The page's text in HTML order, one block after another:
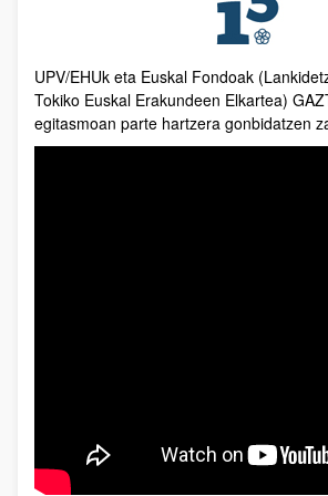
UPV/EHUk eta Euskal Fondoak
Tokiko Euskal Erakundeen Elkartea)
egitasmoan parte hartzera gonbidatzen